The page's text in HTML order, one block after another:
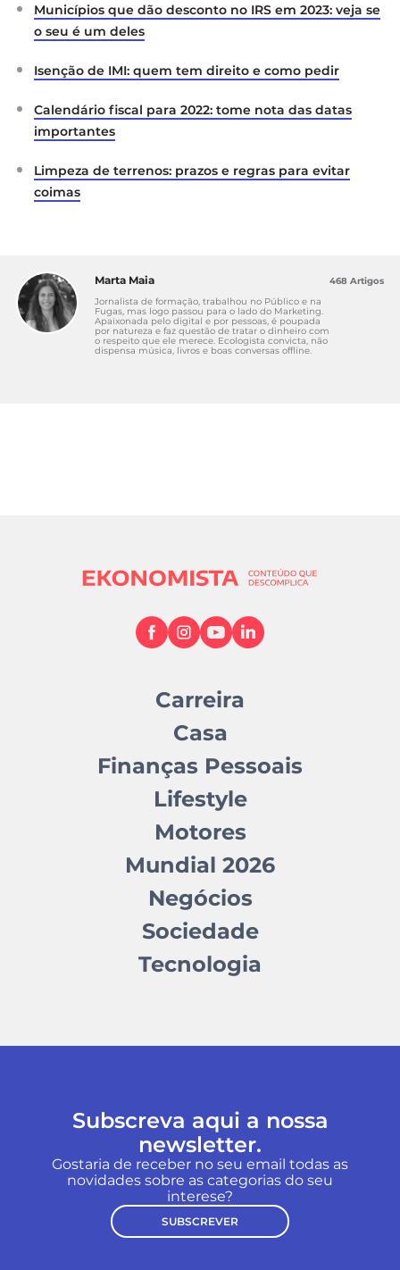
Municípios que dão desconto no IRS em 2023: veja se
o seu é um deles
Isenção de IMI: quem tem direito e como pedir
Calendário fiscal para 2022: tome nota das datas
importantes
Limpeza de terrenos: prazos e regras para evitar
coimas
Marta Maia
Jornalista de formação, trabalhou no Público e na
Fugas, mas logo passou para o lado do Marketing.
Apaixonada pelo digital e por pessoas, é poupada
por natureza e faz questão de tratar o dinheiro com
o respeito que ele merece. Ecologista convicta, não
dispensa música, livros e boas conversas offline.
468 Artigos
Carreira
Casa
Finanças Pessoais
Lifestyle
Motores
Mundial 2026
Negócios
Sociedade
Tecnologia
Subscreva aqui a nossa
newsletter.
Gostaria de receber no seu email todas as
novidades sobre as categorias do seu
interese?
SUBSCREVER